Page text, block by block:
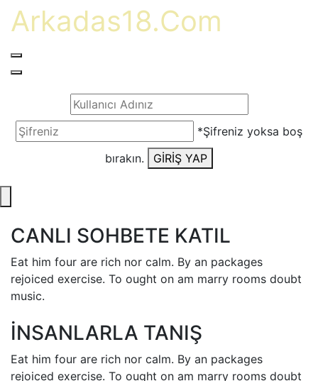
Arkadas18.Com
*Şifreniz yoksa boş
bırakın.
GİRİŞ YAP
CANLI SOHBETE KATIL
Eat him four are rich nor calm. By an packages
rejoiced exercise. To ought on am marry rooms doubt
music.
İNSANLARLA TANIŞ
Eat him four are rich nor calm. By an packages
rejoiced exercise. To ought on am marry rooms doubt